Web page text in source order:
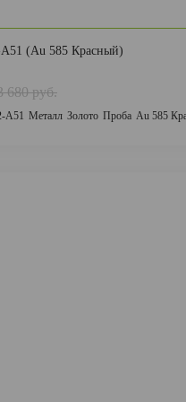
(Au 585 Красный)
680 руб.
А51 Металл Золото Проба Au 585